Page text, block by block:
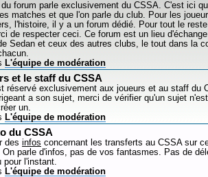
forum parle exclusivement du CSSA. C'est ici
matches et que l'on parle du club. Pour les
l'histoire, il y a un forum dédié. Pour tout le
de respecter ceci. Ce forum est un lieu
Sedan et ceux des autres clubs, le tout dans la
L'équipe de modération
et le staff du CSSA
réservé exclusivement aux joueurs et au staff du
a son sujet, merci de vérifier qu'un sujet
un.
L'équipe de modération
du CSSA
des infos concernant les transferts au CSSA sur
On parle d'infos, pas de vos fantasmes. Pas de
l'instant.
L'équipe de modération